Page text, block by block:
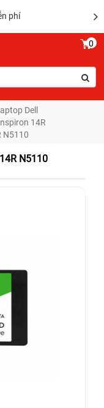
0
Dell
14R
N5110
N5110